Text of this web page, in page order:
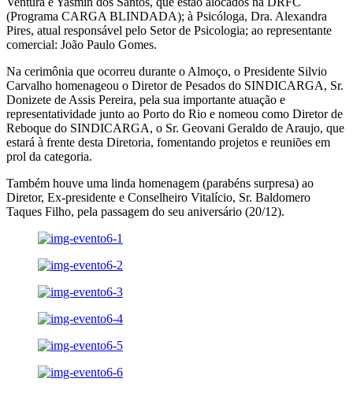
(Programa CARGA BLINDADA); à Psicóloga, Dra. Alexandra
Pires, atual responsável pelo Setor de Psicologia; ao representante
comercial: João Paulo Gomes.
Na cerimônia que ocorreu durante o Almoço, o Presidente Silvio
Carvalho homenageou o Diretor de Pesados do SINDICARGA, Sr.
Donizete de Assis Pereira, pela sua importante atuação e
representatividade junto ao Porto do Rio e nomeou como Diretor de
Reboque do SINDICARGA, o Sr. Geovani Geraldo de Araujo, que
estará à frente desta Diretoria, fomentando projetos e reuniões em
prol da categoria.
Também houve uma linda homenagem (parabéns surpresa) ao
Diretor, Ex-presidente e Conselheiro Vitalício, Sr. Baldomero
Taques Filho, pela passagem do seu aniversário (20/12).